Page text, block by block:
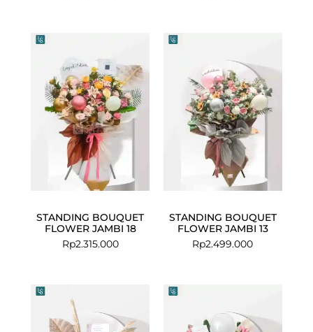
STANDING BOUQUET
FLOWER JAMBI 18
Rp2.315.000
STANDING BOUQUET
FLOWER JAMBI 13
Rp2.499.000